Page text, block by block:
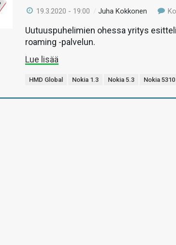
19.3.2020 - 19:00 /Juha Kokkonen
Uutuuspuhelimien ohessa yritys
roaming -palvelun.
Lue lisää
HMD Global Nokia 1.3 Nokia 5.3 Nokia 5310